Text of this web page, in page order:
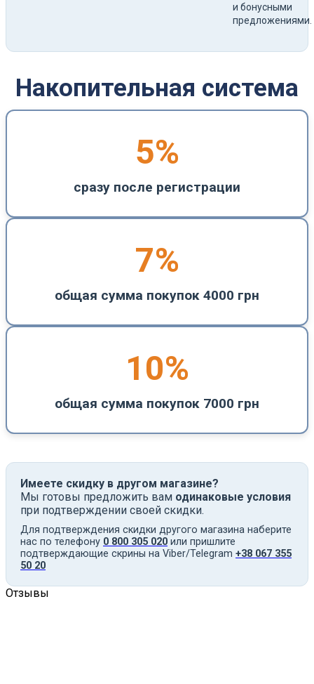
и бонусными
предложениями.
Накопительная система
5%
сразу после регистрации
7%
общая сумма покупок 4000 грн
10%
общая сумма покупок 7000 грн
Имеете скидку в другом магазине?
Мы готовы предложить вам одинаковые условия
при подтверждении своей скидки.
Для подтверждения скидки другого магазина наберите
нас по телефону 0 800 305 020 или пришлите
подтверждающие скрины на Viber/Telegram +38 067 355
50 20
Отзывы